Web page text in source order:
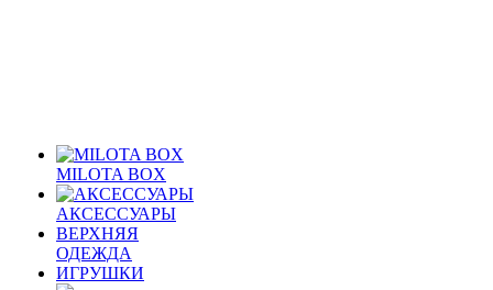
MILOTA BOX
АКСЕССУАРЫ
ВЕРХНЯЯ
ОДЕЖДА
ИГРУШКИ